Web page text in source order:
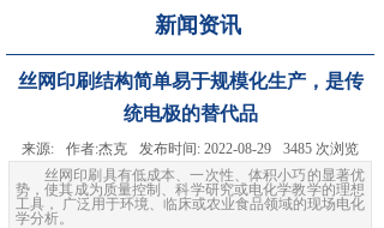
新闻资讯
丝网印刷结构简单易于规模化生产，是传
统电极的替代品
来源: 作者:杰克 发布时间: 2022-08-29 3485 次浏览
丝网印刷具有低成本、一次性、体积小巧的显著优
势，使其成为质量控制、科学研究或电化学教学的理想
工具， 广泛用于环境、临床或农业食品领域的现场电化
学分析。